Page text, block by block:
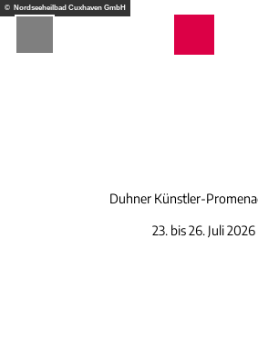
Z© Nordseeheilbad Cuxhaven GmbH
Duhner Künstler-
23. bis 26. Juli 2026